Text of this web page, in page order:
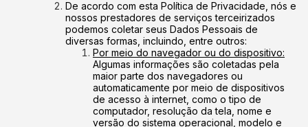
De acordo com esta Política de Privacidade, nós e
nossos prestadores de serviços terceirizados
podemos coletar seus Dados Pessoais de
diversas formas, incluindo, entre outros:
Por meio do navegador ou do dispositivo:
Algumas informações são coletadas pela
maior parte dos navegadores ou
automaticamente por meio de dispositivos
de acesso à internet, como o tipo de
computador, resolução da tela, nome e
versão do sistema operacional, modelo e